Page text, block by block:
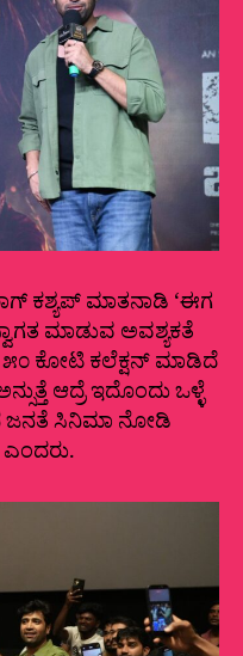
ಕಶ್ಯಪ್‌ ಮಾತನಾಡಿ ‘ಈಗ
ಮಾಡುವ ಅವಶ್ಯಕತೆ
ಕೋಟಿ ಕಲೆಕ್ಷನ್‌ ಮಾಡಿದೆ
ಆದ್ರೆ ಇದೊಂದು ಒಳ್ಳೆ
ಜನತೆ ಸಿನಿಮಾ ನೋಡಿ